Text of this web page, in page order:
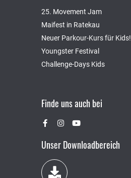
25. Movement Jam
Maifest in Ratekau
Neuer Parkour-Kurs für Kids!
Youngster Festival
Challenge-Days Kids
Finde uns auch bei
Unser Downloadbereich